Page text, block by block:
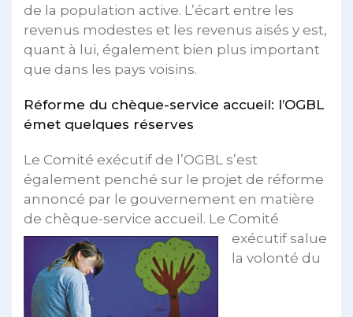
de la population active. L’écart entre les
revenus modestes et les revenus aisés y est,
quant à lui, également bien plus important
que dans les pays voisins.
Réforme du chèque-service accueil: l’OGBL
émet quelques réserves
Le Comité exécutif de l’OGBL s’est
également penché sur le projet de réforme
annoncé par le gouvernement en matière
de chèque-service accueil. Le Comité
exécutif salue
la volonté du